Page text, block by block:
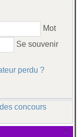
Mot
Se souvenir
perdu ?
concours
×